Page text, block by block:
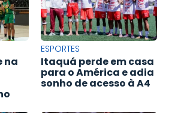
na
ESPORTES
Itaquá perde em casa
para o América e adia
sonho de acesso à A4